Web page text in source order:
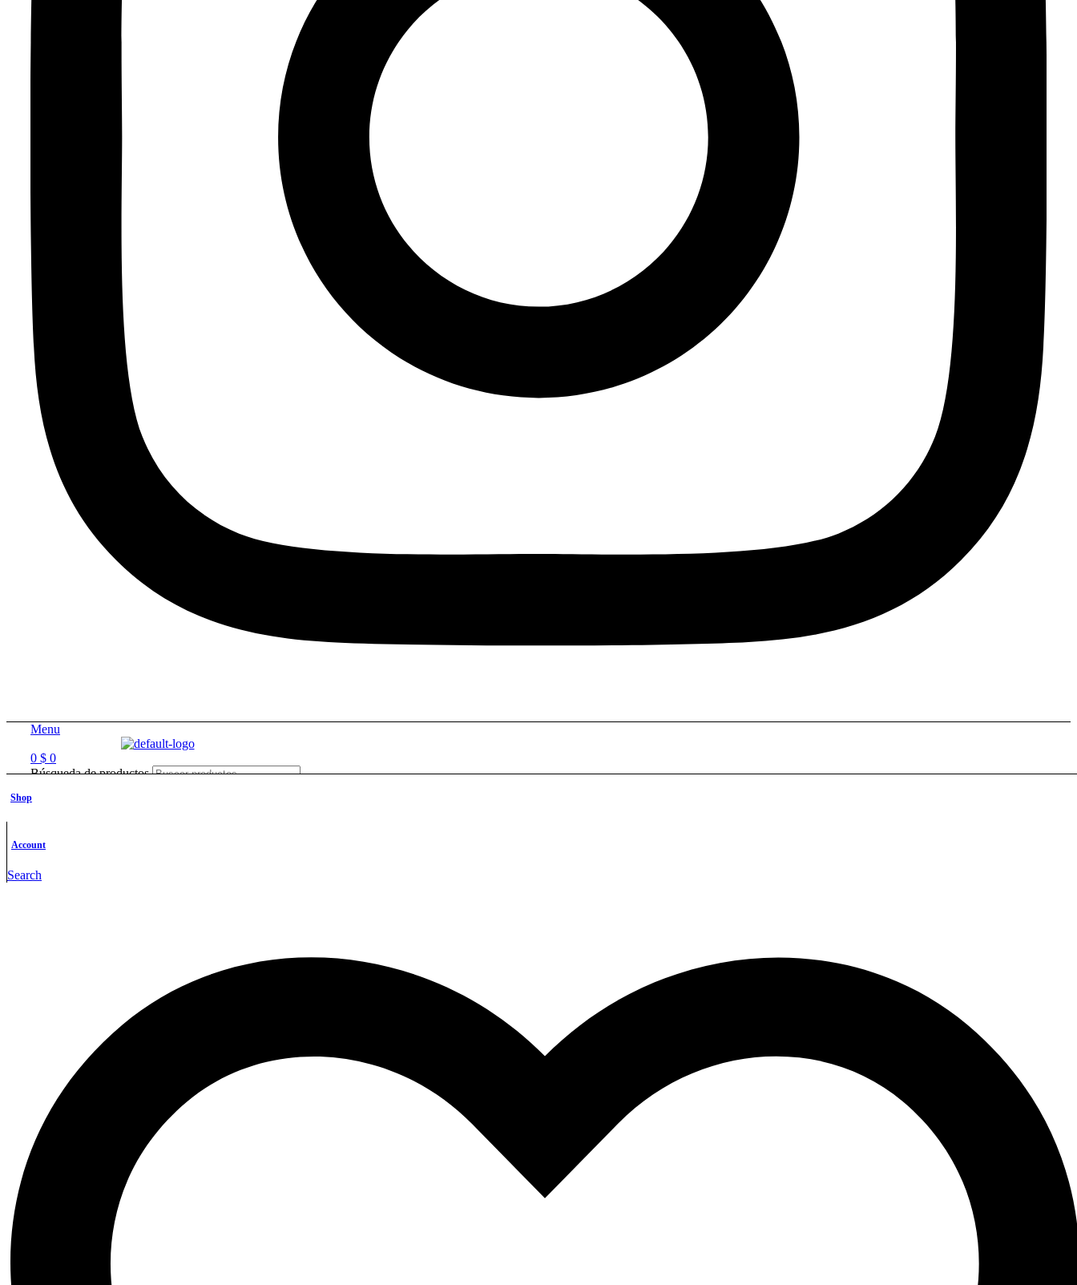
Menu
0 $ 0
Búsqueda de productos
0 $
Ciencia Ficción|Fantasía
Comics|Manga|Novela Gráfica
Financiero|Economía|Sociedad
Ensayo|Filosofía|Crónica
Esoterismo|Paranormal
Fauna y Flora|Animales
Domésticos
Gastronomía y Cocina
Crecimiento Personal|Liderazgo
Literatura Colombiana
Literatura en otro idioma
Literatura Infantil|Juvenil
Literatura Latinoamericana
Literatura Universal
Novela Histórica
Novela Negra|Misterio|Terror
Novela Romántica|Erótica
Poesía|Cartas
Psicología|Psicoanálisis
Shop
Account
Search